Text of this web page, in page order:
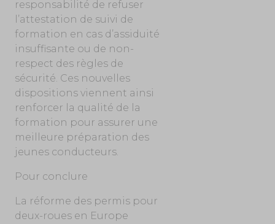
responsabilité de refuser
l’attestation de suivi de
formation en cas d’assiduité
insuffisante ou de non-
respect des règles de
sécurité. Ces nouvelles
dispositions viennent ainsi
renforcer la qualité de la
formation pour assurer une
meilleure préparation des
jeunes conducteurs.
Pour conclure
La réforme des permis pour
deux-roues en Europe